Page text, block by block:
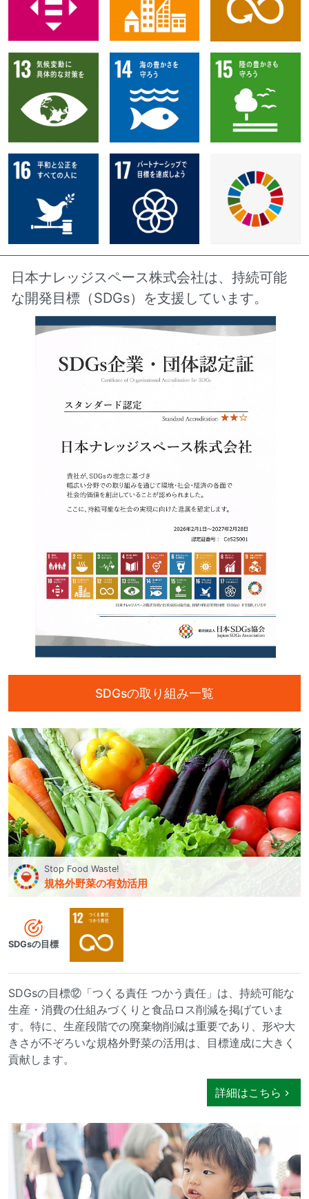
日本ナレッジスペース株式会社は、持続可能
な開発目標（SDGs）を支援しています。
SDGsの取り組み一覧
Stop Food Waste!
規格外野菜の有効活用
SDGsの目標
SDGsの目標⑫「つくる責任 つかう責任」は、持続可能な
生産・消費の仕組みづくりと食品ロス削減を掲げていま
す。特に、生産段階での廃棄物削減は重要であり、形や大
きさが不ぞろいな規格外野菜の活用は、目標達成に大きく
貢献します。
詳細はこちら